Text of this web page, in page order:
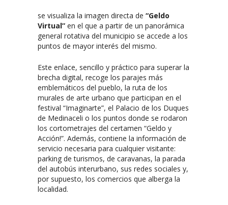
se visualiza la imagen directa de “Geldo
Virtual” en el que a partir de un panorámica
general rotativa del municipio se accede a los
puntos de mayor interés del mismo.
Este enlace, sencillo y práctico para superar la
brecha digital, recoge los parajes más
emblemáticos del pueblo, la ruta de los
murales de arte urbano que participan en el
festival “Imaginarte”, el Palacio de los Duques
de Medinaceli o los puntos donde se rodaron
los cortometrajes del certamen “Geldo y
Acción!”. Además, contiene la información de
servicio necesaria para cualquier visitante:
parking de turismos, de caravanas, la parada
del autobús interurbano, sus redes sociales y,
por supuesto, los comercios que alberga la
localidad.